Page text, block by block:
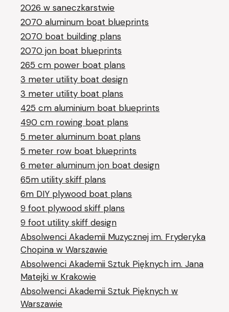
2026 w saneczkarstwie
2070 aluminum boat blueprints
2070 boat building plans
2070 jon boat blueprints
265 cm power boat plans
3 meter utility boat design
3 meter utility boat plans
425 cm aluminium boat blueprints
490 cm rowing boat plans
5 meter aluminum boat plans
5 meter row boat blueprints
6 meter aluminum jon boat design
65m utility skiff plans
6m DIY plywood boat plans
9 foot plywood skiff plans
9 foot utility skiff design
Absolwenci Akademii Muzycznej im. Fryderyka
Chopina w Warszawie
Absolwenci Akademii Sztuk Pięknych im. Jana
Matejki w Krakowie
Absolwenci Akademii Sztuk Pięknych w
Warszawie